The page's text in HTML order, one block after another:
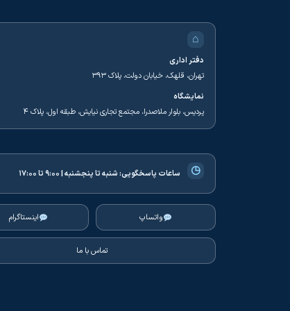
⌂
دفتر اداری
تهران، قلهک، خیابان دولت، پلاک ۳۹۳
نمایشگاه
پردیس، بلوار ملاصدرا، مجتمع تجاری نیایش، طبقه اول، پلاک ۴
◷ ساعات پاسخگویی:شنبه تا پنجشنبه | ۹:۰۰ تا ۱۷:۰۰
واتساپ اینستاگرام
تماس با ما